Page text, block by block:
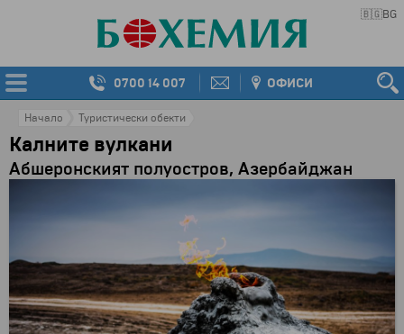
🇧🇬BG
0700 14 007 ОФИСИ
Начало Туристически обекти
Kалните вулкани
Абшеронският полуостров, Азербайджан